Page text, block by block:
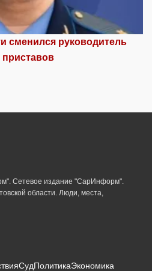
сменился руководитель
Сетевое издание "СарИнформ".
области. Люди, места,
СудПолитикаЭкономика